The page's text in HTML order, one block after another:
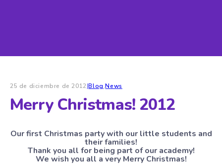
25 de diciembre de 2012|Blog,News
Merry Christmas! 2012
Our first Christmas party with our little students and
their families!
Thank you all for being part of our academy!
We wish you all a very Merry Christmas!